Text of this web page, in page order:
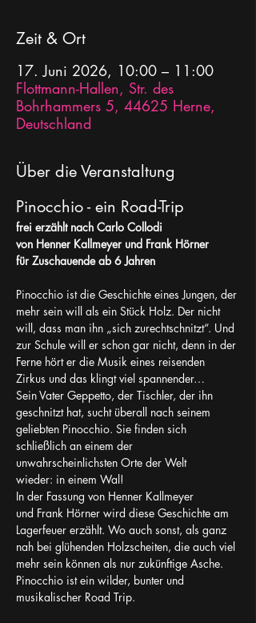
Zeit & Ort
17. Juni 2026, 10:00 – 11:00
Flottmann-Hallen, Str. des
Bohrhammers 5, 44625 Herne,
Deutschland
Über die Veranstaltung
Pinocchio - ein Road-Trip
frei erzählt nach Carlo Collodi
von Henner Kallmeyer und Frank Hörner
für Zuschauende ab 6 Jahren
Pinocchio ist die Geschichte eines Jungen, der
mehr sein will als ein Stück Holz. Der nicht
will, dass man ihn „sich zurechtschnitzt“. Und
zur Schule will er schon gar nicht, denn in der
Ferne hört er die Musik eines reisenden
Zirkus und das klingt viel spannender…
Sein Vater Geppetto, der Tischler, der ihn
geschnitzt hat, sucht überall nach seinem
geliebten Pinocchio. Sie finden sich
schließlich an einem der
unwahrscheinlichsten Orte der Welt
wieder: in einem Wal!
In der Fassung von Henner Kallmeyer
und Frank Hörner wird diese Geschichte am
Lagerfeuer erzählt. Wo auch sonst, als ganz
nah bei glühenden Holzscheiten, die auch viel
mehr sein können als nur zukünftige Asche.
Pinocchio ist ein wilder, bunter und
musikalischer Road Trip.